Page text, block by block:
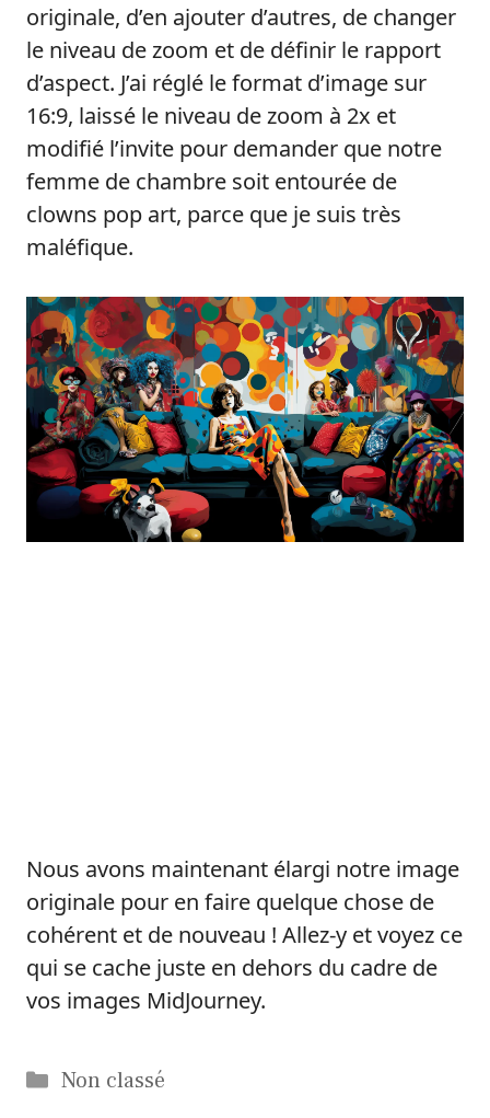
originale, d’en ajouter d’autres, de changer
le niveau de zoom et de définir le rapport
d’aspect. J’ai réglé le format d’image sur
16:9, laissé le niveau de zoom à 2x et
modifié l’invite pour demander que notre
femme de chambre soit entourée de
clowns pop art, parce que je suis très
maléfique.
Nous avons maintenant élargi notre image
originale pour en faire quelque chose de
cohérent et de nouveau ! Allez-y et voyez ce
qui se cache juste en dehors du cadre de
vos images MidJourney.
Catégories
Non classé